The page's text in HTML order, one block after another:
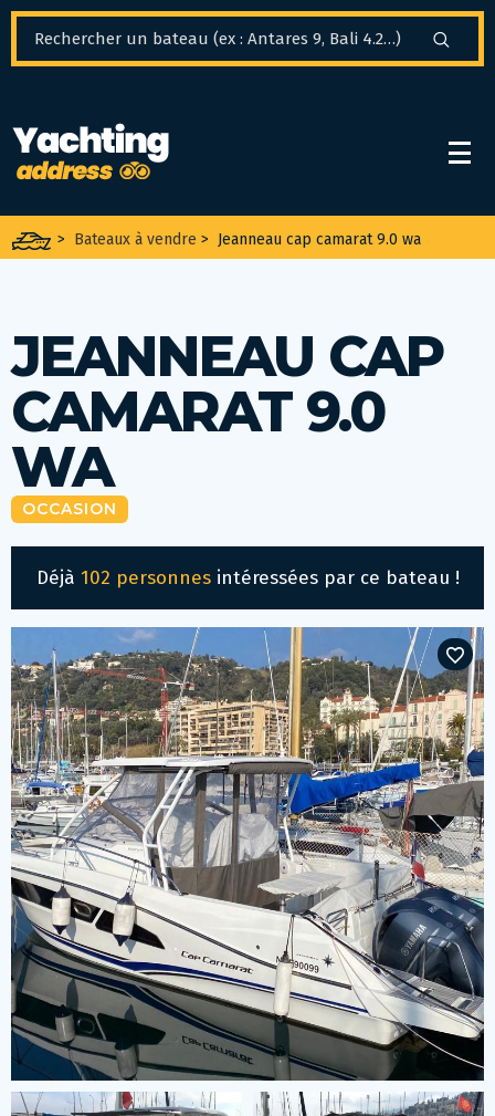
> Bateaux à vendre > Jeanneau cap camarat 9.0 wa
JEANNEAU CAP
CAMARAT 9.0
WA
OCCASION
Déjà 102 personnesintéressées par ce bateau !
Panneau de gestion des cookies